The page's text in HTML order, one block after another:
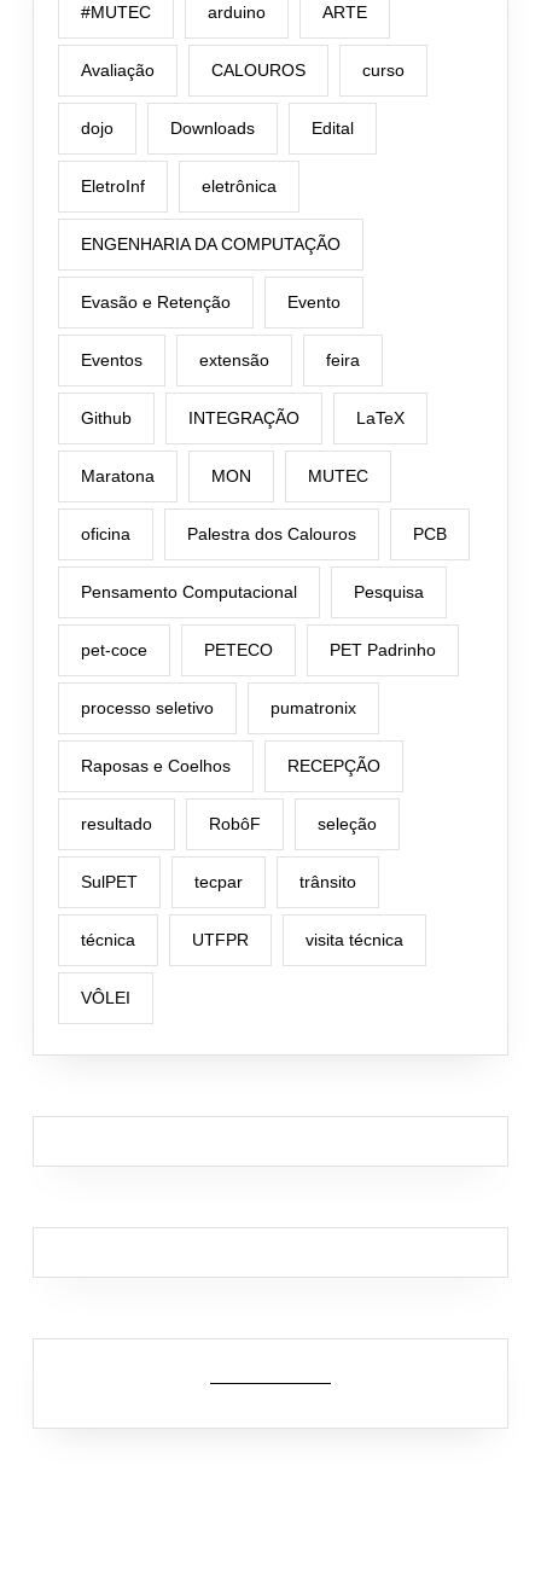
#MUTEC arduino ARTE
Avaliação CALOUROS curso
dojo Downloads Edital
EletroInf eletrônica
ENGENHARIA DA COMPUTAÇÃO
Evasão e Retenção Evento
Eventos extensão feira
Github INTEGRAÇÃO LaTeX
Maratona MON MUTEC
oficina Palestra dos Calouros PCB
Pensamento Computacional Pesquisa
pet-coce PETECO PET Padrinho
processo seletivo pumatronix
Raposas e Coelhos RECEPÇÃO
resultado RobôF seleção
SulPET tecpar trânsito
técnica UTFPR visita técnica
VÔLEI